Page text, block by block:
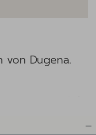
von Dugena.